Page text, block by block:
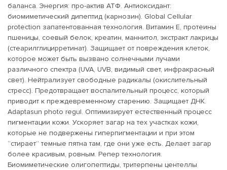
баланса. Энергия: про-актив АТФ. Антиоксидант:
биомиметический дипептид (карнозин). Global Cellular
protection запатентованная технология. Витамин Е, протеины
пшеницы, соевый белок, креатин, маннитол, экстракт лакрицы
(стеарилглицирретинат). Защищает от повреждения клеток,
которое может быть вызвано солнечными лучами
различного спектра (UVA, UVB, видимый свет, инфракрасный
свет). Нейтрализует свободные радикалы (окислительный
стресс). Предотвращает воспалительный процесс, который
приводит к преждевременному старению. Защищает ДНК.
Adaptasun photo regul. Оптимизирует естественный процесс
пигментации кожи. Ускоряет загар на тех участках кожи,
которые не подвержены гиперпигментации и при этом
“стирает” темные пятна там, где они уже есть. Делает загар
более красивым, ровным. Репер технология.
Биомиметические олигопептиды, тритерпены центеллы